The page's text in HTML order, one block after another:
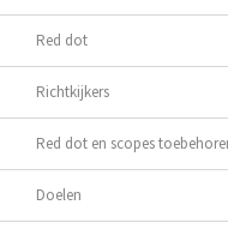
Red dot
Richtkijkers
Red dot en scopes
Doelen